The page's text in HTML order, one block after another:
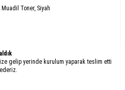
Muadil Toner, Siyah
gelip yerinde kurulum yaparak teslim etti